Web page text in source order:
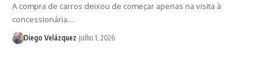
A compra de carros deixou de começar apenas na visita à
concessionária.…
Diego Velázquez julho 1, 2026